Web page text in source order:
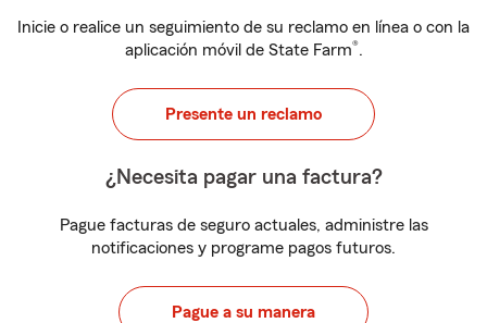
Inicie o realice un seguimiento de su reclamo en línea o con la
aplicación móvil de State Farm®.
Presente un reclamo
¿Necesita pagar una factura?
Pague facturas de seguro actuales, administre las
notificaciones y programe pagos futuros.
Pague a su manera